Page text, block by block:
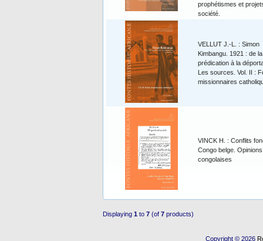
prophétismes et
société.
VELLUT J.-L. : Simon
Kimbangu. 1921 : de la
prédication à la
Les sources. Vol. II :
missionnaires
VINCK H. : Conflits
Congo belge. Opinions
congolaises
Displaying 1 to 7 (of 7 products)
Copyright © 2026